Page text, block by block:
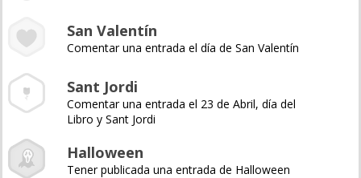
San Valentín
Comentar una entrada el día de San Valentín
Sant Jordi
Comentar una entrada el 23 de Abril, día del
Libro y Sant Jordi
Halloween
Tener publicada una entrada de Halloween